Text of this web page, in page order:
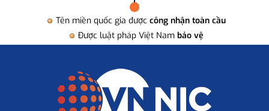
Tên miền quốc gia được công nhận toàn cầu
Được luật pháp Việt Nam bảo vệ